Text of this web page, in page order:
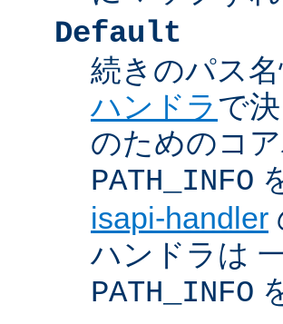
Default
続きのパス
ハンドラで
のためのコ
PATH_INFO
isapi-handler
ハンドラは
PATH_INFO